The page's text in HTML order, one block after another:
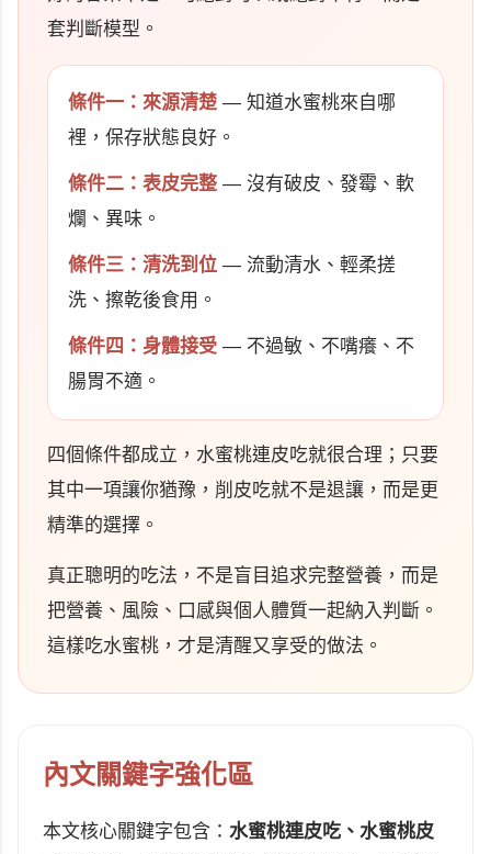
套判斷模型。
條件一：來源清楚 — 知道水蜜桃來自哪
裡，保存狀態良好。
條件二：表皮完整 — 沒有破皮、發霉、軟
爛、異味。
條件三：清洗到位 — 流動清水、輕柔搓
洗、擦乾後食用。
條件四：身體接受 — 不過敏、不嘴癢、不
腸胃不適。
四個條件都成立，水蜜桃連皮吃就很合理；只要
其中一項讓你猶豫，削皮吃就不是退讓，而是更
精準的選擇。
真正聰明的吃法，不是盲目追求完整營養，而是
把營養、風險、口感與個人體質一起納入判斷。
這樣吃水蜜桃，才是清醒又享受的做法。
內文關鍵字強化區
本文核心關鍵字包含： 水蜜桃連皮吃、水蜜桃皮